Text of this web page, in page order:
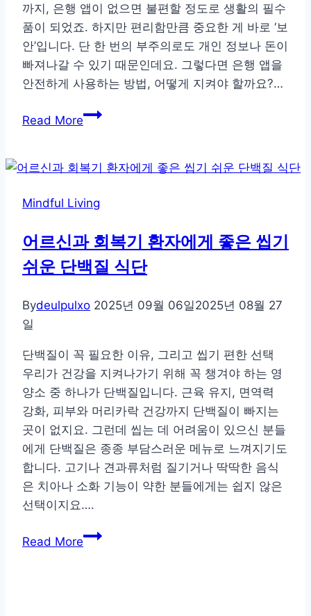
클
링
실
천
법
까지, 은행 앱이 없으면 불편할 정도로 생활의 필수
품이 되었죠. 하지만 편리함만큼 중요한 게 바로 ‘보
안’입니다. 단 한 번의 부주의로도 개인 정보나 돈이
빠져나갈 수 있기 때문인데요. 그렇다면 은행 앱을
안전하게 사용하는 방법, 어떻게 지켜야 할까요?…
Read More한
보
은
앱
안
사
당
신
의
돈
을
지
키
는
습
들
Mindful Living
어르신과 회복기 환자에게 좋은 씹기
쉬운 단백질 식단
Bydeulpulxo 2025년 09월 06일2025년 08월 27
일
단백질이 꼭 필요한 이유, 그리고 씹기 편한 선택
우리가 건강을 지켜나가기 위해 꼭 챙겨야 하는 영
양소 중 하나가 단백질입니다. 근육 유지, 면역력
강화, 피부와 머리카락 건강까지 단백질이 빠지는
곳이 없지요. 그런데 씹는 데 어려움이 있으신 분들
에게 단백질은 종종 부담스러운 메뉴로 느껴지기도
합니다. 고기나 견과류처럼 질기거나 딱딱한 음식
은 치아나 소화 기능이 약한 분들에게는 쉽지 않은
선택이지요….
Read More어